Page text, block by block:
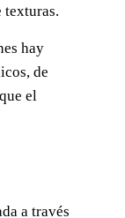
texturas.
hay
de
el
a través